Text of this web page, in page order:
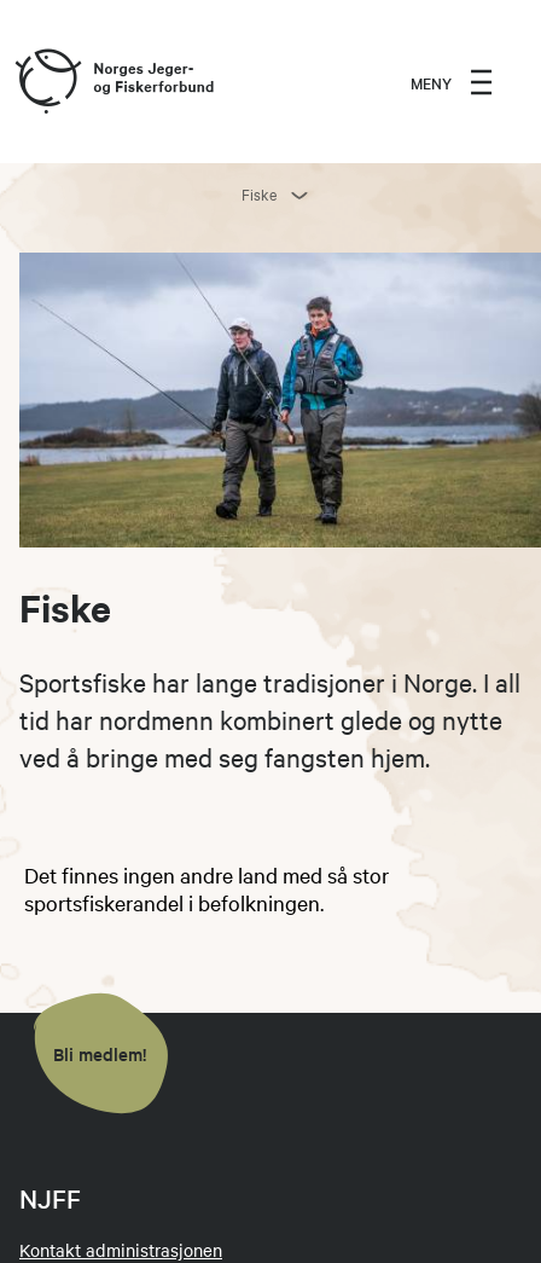
MENY
Fiske
Fiske
Sportsfiske har lange tradisjoner i Norge. I all
tid har nordmenn kombinert glede og nytte
ved å bringe med seg fangsten hjem.
Det finnes ingen andre land med så stor
sportsfiskerandel i befolkningen.
Bli medlem!
NJFF
Kontakt administrasjonen